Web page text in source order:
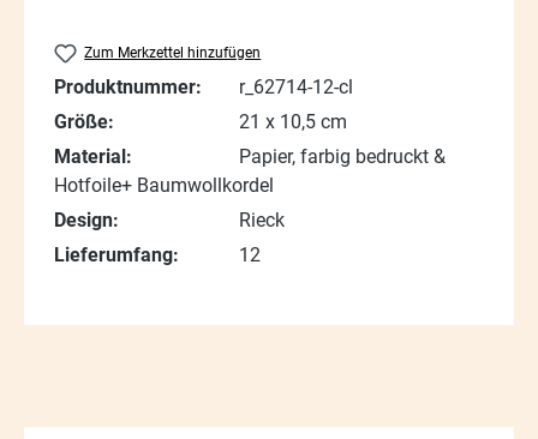
Zum Merkzettel hinzufügen
Produktnummer:
r_62714-12-cl
Größe:
21 x 10,5 cm
Material:
Papier, farbig bedruckt &
Hotfoile+ Baumwollkordel
Design:
Rieck
Lieferumfang:
12